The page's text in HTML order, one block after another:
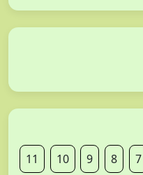
7
8
9
10
11